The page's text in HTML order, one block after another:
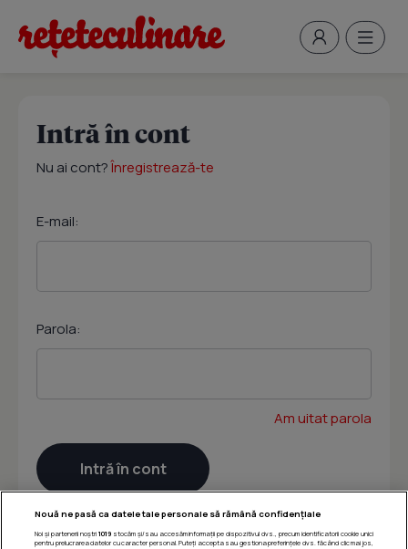
Intră în cont
Nu ai cont?Înregistrează-te
E-mail:
Parola:
Am uitat parola
Nouă ne pasă ca datele tale personale să rămână confidențiale
Noi și partenerii noștri 1019stocăm și/sau accesăm informații pe dispozitivul dvs., precum identificatorii cookie unici
pentru prelucrarea datelor cu caracter personal. Puteți accepta sau gestiona preferințele dvs. făcând clic mai jos,